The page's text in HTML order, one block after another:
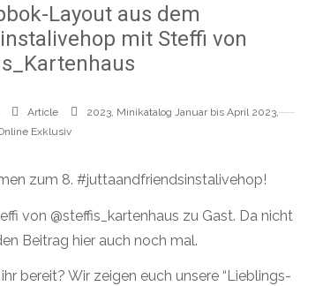
Layout aus dem
mit Steffi von
Article 2023, Minikatalog Januar bis April 2023,
Exklusiv
zum 8. #juttaandfriendsinstalivehop!
von @steffis_kartenhaus zu Gast. Da nicht
Beitrag hier auch noch mal.
bereit? Wir zeigen euch unsere “Lieblings-